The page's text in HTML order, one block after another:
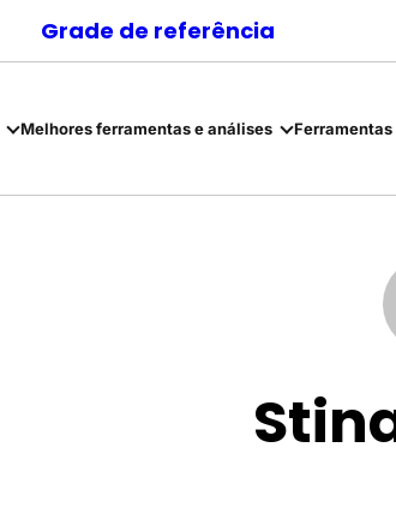
Grade de referência
Melhores ferramentas e análises Ferramentas